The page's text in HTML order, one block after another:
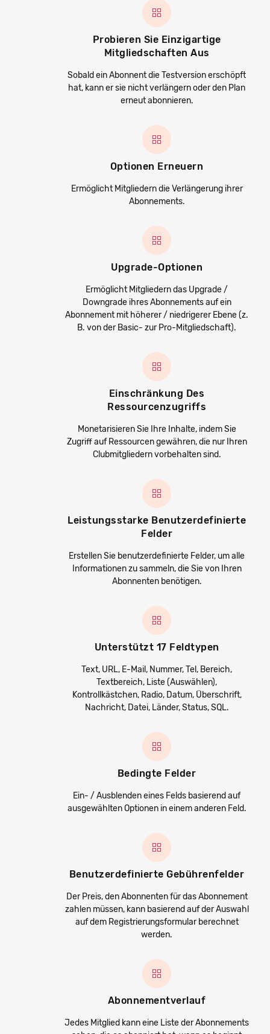
Probieren Sie Einzigartige
Mitgliedschaften Aus
Sobald ein Abonnent die Testversion erschöpft
hat, kann er sie nicht verlängern oder den Plan
erneut abonnieren.
Optionen Erneuern
Ermöglicht Mitgliedern die Verlängerung ihrer
Abonnements.
Upgrade-Optionen
Ermöglicht Mitgliedern das Upgrade /
Downgrade ihres Abonnements auf ein
Abonnement mit höherer / niedrigerer Ebene (z.
B. von der Basic- zur Pro-Mitgliedschaft).
Einschränkung Des
Ressourcenzugriffs
Monetarisieren Sie Ihre Inhalte, indem Sie
Zugriff auf Ressourcen gewähren, die nur Ihren
Clubmitgliedern vorbehalten sind.
Leistungsstarke Benutzerdefinierte
Felder
Erstellen Sie benutzerdefinierte Felder, um alle
Informationen zu sammeln, die Sie von Ihren
Abonnenten benötigen.
Unterstützt 17 Feldtypen
Text, URL, E-Mail, Nummer, Tel, Bereich,
Textbereich, Liste (Auswählen),
Kontrollkästchen, Radio, Datum, Überschrift,
Nachricht, Datei, Länder, Status, SQL.
Bedingte Felder
Ein- / Ausblenden eines Felds basierend auf
ausgewählten Optionen in einem anderen Feld.
Benutzerdefinierte Gebührenfelder
Der Preis, den Abonnenten für das Abonnement
zahlen müssen, kann basierend auf der Auswahl
auf dem Registrierungsformular berechnet
werden.
Abonnementverlauf
Jedes Mitglied kann eine Liste der Abonnements